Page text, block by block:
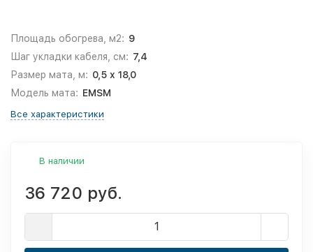
Площадь обогрева, м2: 9
Шаг укладки кабеля, см: 7,4
Размер мата, м: 0,5 x 18,0
Модель мата: EMSM
Все характеристики
В наличии
36 720 руб.